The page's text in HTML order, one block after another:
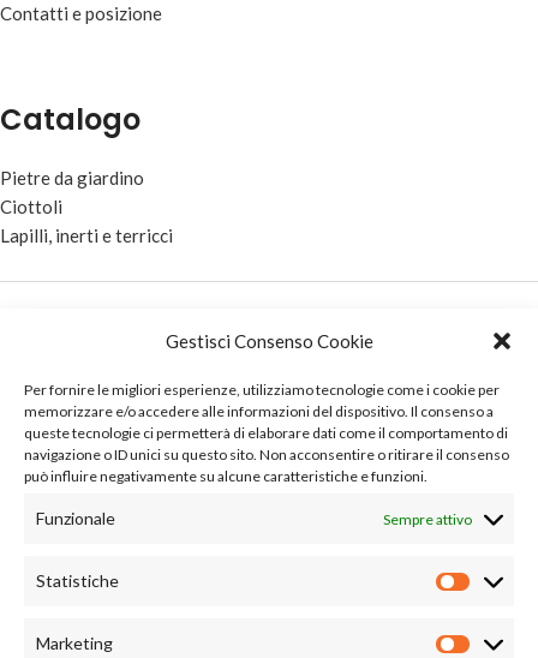
Gestisci Consenso Cookie
Per fornire le migliori esperienze, utilizziamo tecnologie come i cookie per
memorizzare e/o accedere alle informazioni del dispositivo. Il consenso a
queste tecnologie ci permetterà di elaborare dati come il comportamento di
navigazione o ID unici su questo sito. Non acconsentire o ritirare il consenso
può influire negativamente su alcune caratteristiche e funzioni.
Funzionale Sempre attivo
Statistiche
Marketing
Contatti e posizione
Catalogo
Pietre da giardino
Ciottoli
Lapilli, inerti e terricci
Contatti e posizione
info@maisanopietre.com